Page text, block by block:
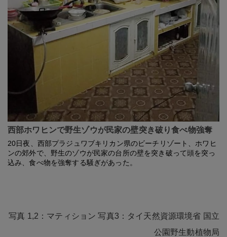
西部ホワヒンで野生ゾウが民家の壁突き破り食べ物強奪
20日夜、西部プラジュワブキリカン県のビーチリゾート、ホワヒ
ンの郊外で、野生のゾウが民家の台所の壁を突き破って頭を突っ
込み、食べ物を強奪する騒ぎがあった。
写真 1,2：マティション 写真3：タイ天然資源環境省 国立
公園野生動植物局